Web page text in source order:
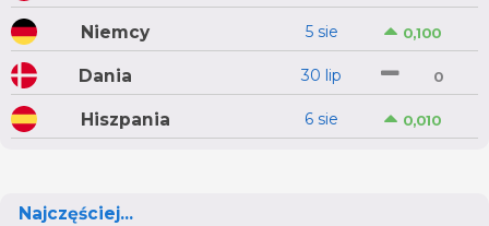
Niemcy 5 sie 0,100
Dania 30 lip 0
Hiszpania 6 sie 0,010
Najczęściej...